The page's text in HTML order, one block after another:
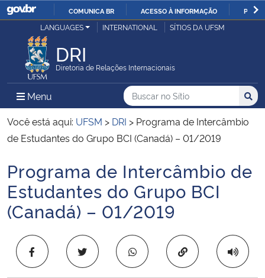
IR
COMUNICA BR ACESSO À INFORMAÇÃO
Ministério da Justiça e Segurança Pública
Ministério da Defesa
Ministério das Relações Exteriores
Ministério da Infraestrutura
Ministério da Agricultura, Pecuária e Abastecimento
Ministério da Educação
LANGUAGES INTERNATIONAL SÍTIOS DA UFSM
DRI
Diretoria de Relações Internacionais
Menu Menu Principal do Sítio
Busca
Buscar no no Sítio
Busca:
Você está aqui: UFSM > DRI > Programa de Intercâmbio
de Estudantes do Grupo BCI (Canadá) – 01/2019
Início do conteúdo
Programa de Intercâmbio de
Estudantes do Grupo BCI
(Canadá) – 01/2019
Copiar para área